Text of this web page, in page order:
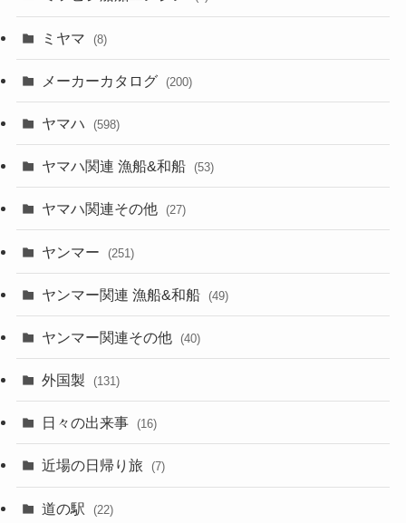
ミヤマ (8)
メーカーカタログ (200)
ヤマハ (598)
ヤマハ関連 漁船&和船 (53)
ヤマハ関連その他 (27)
ヤンマー (251)
ヤンマー関連 漁船&和船 (49)
ヤンマー関連その他 (40)
外国製 (131)
日々の出来事 (16)
近場の日帰り旅 (7)
道の駅 (22)